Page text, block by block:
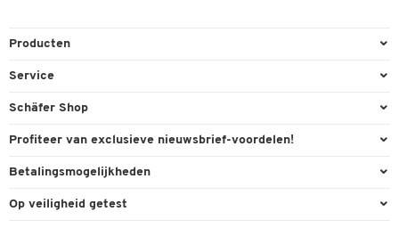
Producten
Kantoorbenodigdheden
Milieutechniek
Reiniging & hygiëne
Service
Bestelling herroepen
Inkt & Toner
Schäfer Shop
Algemene voorwaarden
Online catalogi
Profiteer van exclusieve nieuwsbrief-voordelen!
Welkomstgeschenk
Betalingsmogelijkheden
Paypal
Op veiligheid getest